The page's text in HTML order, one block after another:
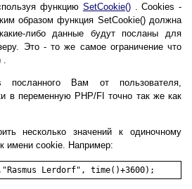
функцию SetCookie(). Cookies -
образом функция SetCookie() должна
либо данные будут посланы для
Это - то же самое ограничение что
.
посланного Вам от пользователя,
в переменную PHP/FI точно так же как
несколько значений к одиночному
к имени cookie. Например: